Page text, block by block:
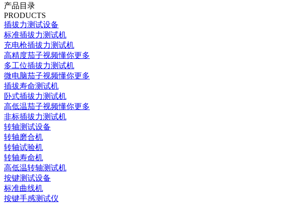
产品目录
PRODUCTS
插拔力测试设备
标准插拔力测试机
充电枪插拔力测试机
高精度茄子视频懂你更多
多工位插拔力测试机
微电脑茄子视频懂你更多
插拔寿命测试机
卧式插拔力测试机
高低温茄子视频懂你更多
非标插拔力测试机
转轴测试设备
转轴磨合机
转轴试验机
转轴寿命机
高低温转轴测试机
按键测试设备
标准曲线机
按键手感测试仪